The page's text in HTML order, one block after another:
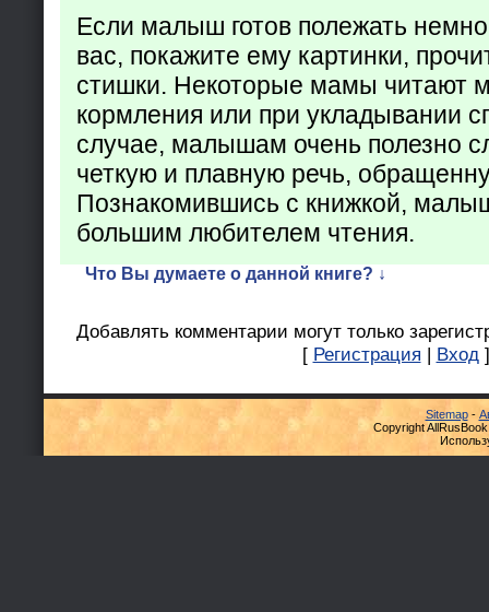
Если малыш готов полежать
вас, покажите ему картинки,
стишки. Некоторые мамы читают
кормления или при укладывании
случае, малышам очень полезно
четкую и плавную речь,
Познакомившись с книжкой,
большим любителем чтения.
Что Вы думаете о данной книге? ↓
Добавлять комментарии могут только
[ Регистрация | Вход ]
Sitemap-
Copyright